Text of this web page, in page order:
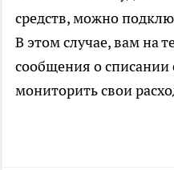
средств, можно
В этом случае, вам на
сообщения о списании
мониторить свои